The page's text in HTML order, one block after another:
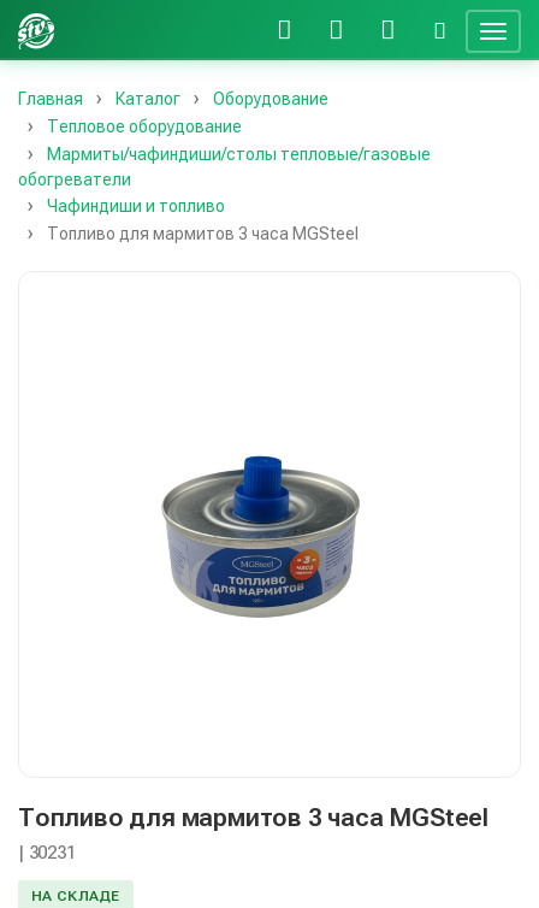
Главная Каталог
Оборудование
Тепловое оборудование
Мармиты/чафиндиши/столы тепловые/газовые
обогреватели
Чафиндиши и топливо
Топливо для мармитов 3 часа MGSteel
Топливо для мармитов 3 часа MGSteel
| 30231
НА СКЛАДЕ